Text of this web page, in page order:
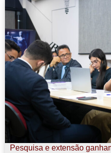
Pesquisa e extensão